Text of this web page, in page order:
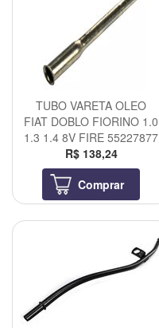
TUBO VARETA OLEO
FIAT DOBLO FIORINO 1.0
1.3 1.4 8V FIRE 55227877
R$ 138,24
Comprar